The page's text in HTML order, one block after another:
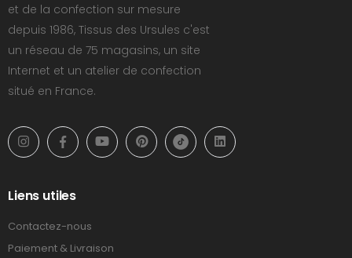
et de la confection sur mesure
depuis 1986, Tissus des Ursules c'est
un réseau de 75 magasins, un site
Internet et un atelier de confection
situé en France.
Liens utiles
Contactez-nous
Paiement & Livraison